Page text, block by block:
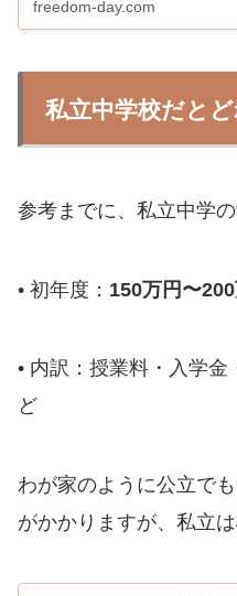
freedom-day.com
私立中学校だと
参考までに、私立中学
• 初年度： 150万円〜
• 内訳：授業料・入学
ど
わが家のように公立で
がかかりますが、私立は